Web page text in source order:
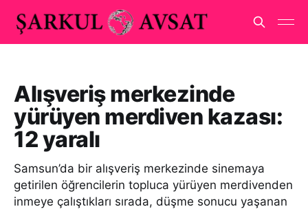
Alışveriş merkezinde
yürüyen merdiven kazası:
12 yaralı
Samsun’da bir alışveriş merkezinde sinemaya
getirilen öğrencilerin topluca yürüyen merdivenden
inmeye çalıştıkları sırada, düşme sonucu yaşanan